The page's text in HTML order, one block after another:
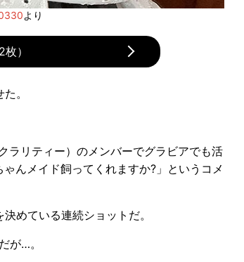
より
）
。
リティー）のメンバーでグラビアでも活
んメイド飼ってくれますか?」というコメ
めている連続ショットだ。
が…。